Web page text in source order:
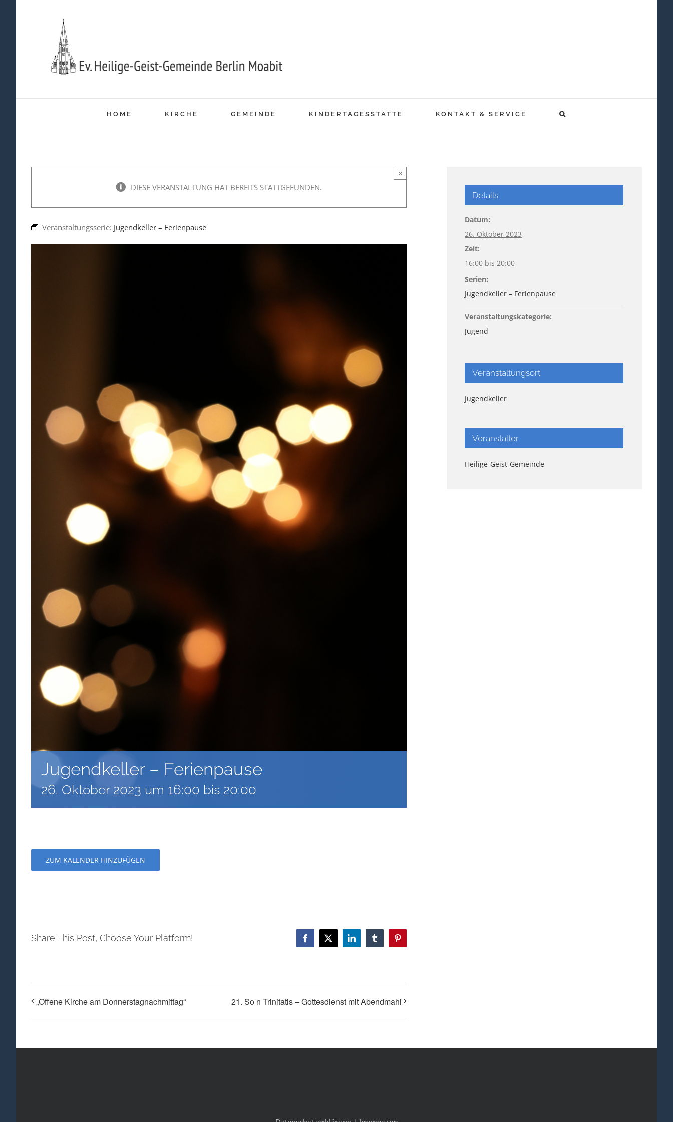
HOME KIRCHE GEMEINDE KINDERTAGESSTÄTTE KONTAKT & SERVICE
DIESE VERANSTALTUNG HAT BEREITS STATTGEFUNDEN.
×
Veranstaltungsserie: Jugendkeller – Ferienpause
Jugendkeller – Ferienpause
26. Oktober 2023 um 16:00 bis 20:00
ZUM KALENDER HINZUFÜGEN
Share This Post, Choose Your Platform! Facebook
X LinkedInTumblrPinterest
„Offene Kirche am Donnerstagnachmittag“ 21. So n Trinitatis – Gottesdienst mit Abendmahl
Details
Datum:
26. Oktober 2023
Zeit:
16:00 bis 20:00
Serien:
Jugendkeller – Ferienpause
Veranstaltungskategorie:
Jugend
Veranstaltungsort
Jugendkeller
Veranstalter
Heilige-Geist-Gemeinde